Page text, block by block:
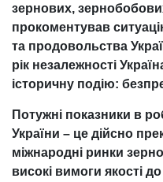
зернових,
прокоментував
та продовольства
рік незалежності
історичну подію:
Потужні показники в
України – це дійсно
міжнародні ринки
високі вимоги якості